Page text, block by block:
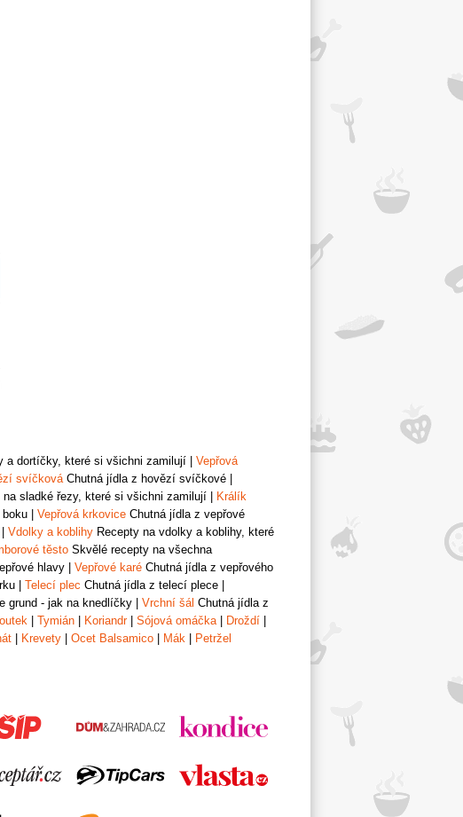
a dortíčky, které si všichni zamilují
Vepřová
svíčkováChutná jídla z hovězí svíčkové
na sladké řezy, které si všichni zamilují
Králík
Vepřová krkovice Chutná jídla z vepřové
Vdolky a koblihy Recepty na vdolky a koblihy, které
těsto Skvělé recepty na všechna
hlavy Vepřové karé Chutná jídla z vepřového
Telecí plec Chutná jídla z telecí plece
grund - jak na knedlíčky Vrchní šál Chutná jídla z
Tymián Koriandr| Sójová omáčka| Droždí
Krevety Ocet Balsamico Mák
Petržel